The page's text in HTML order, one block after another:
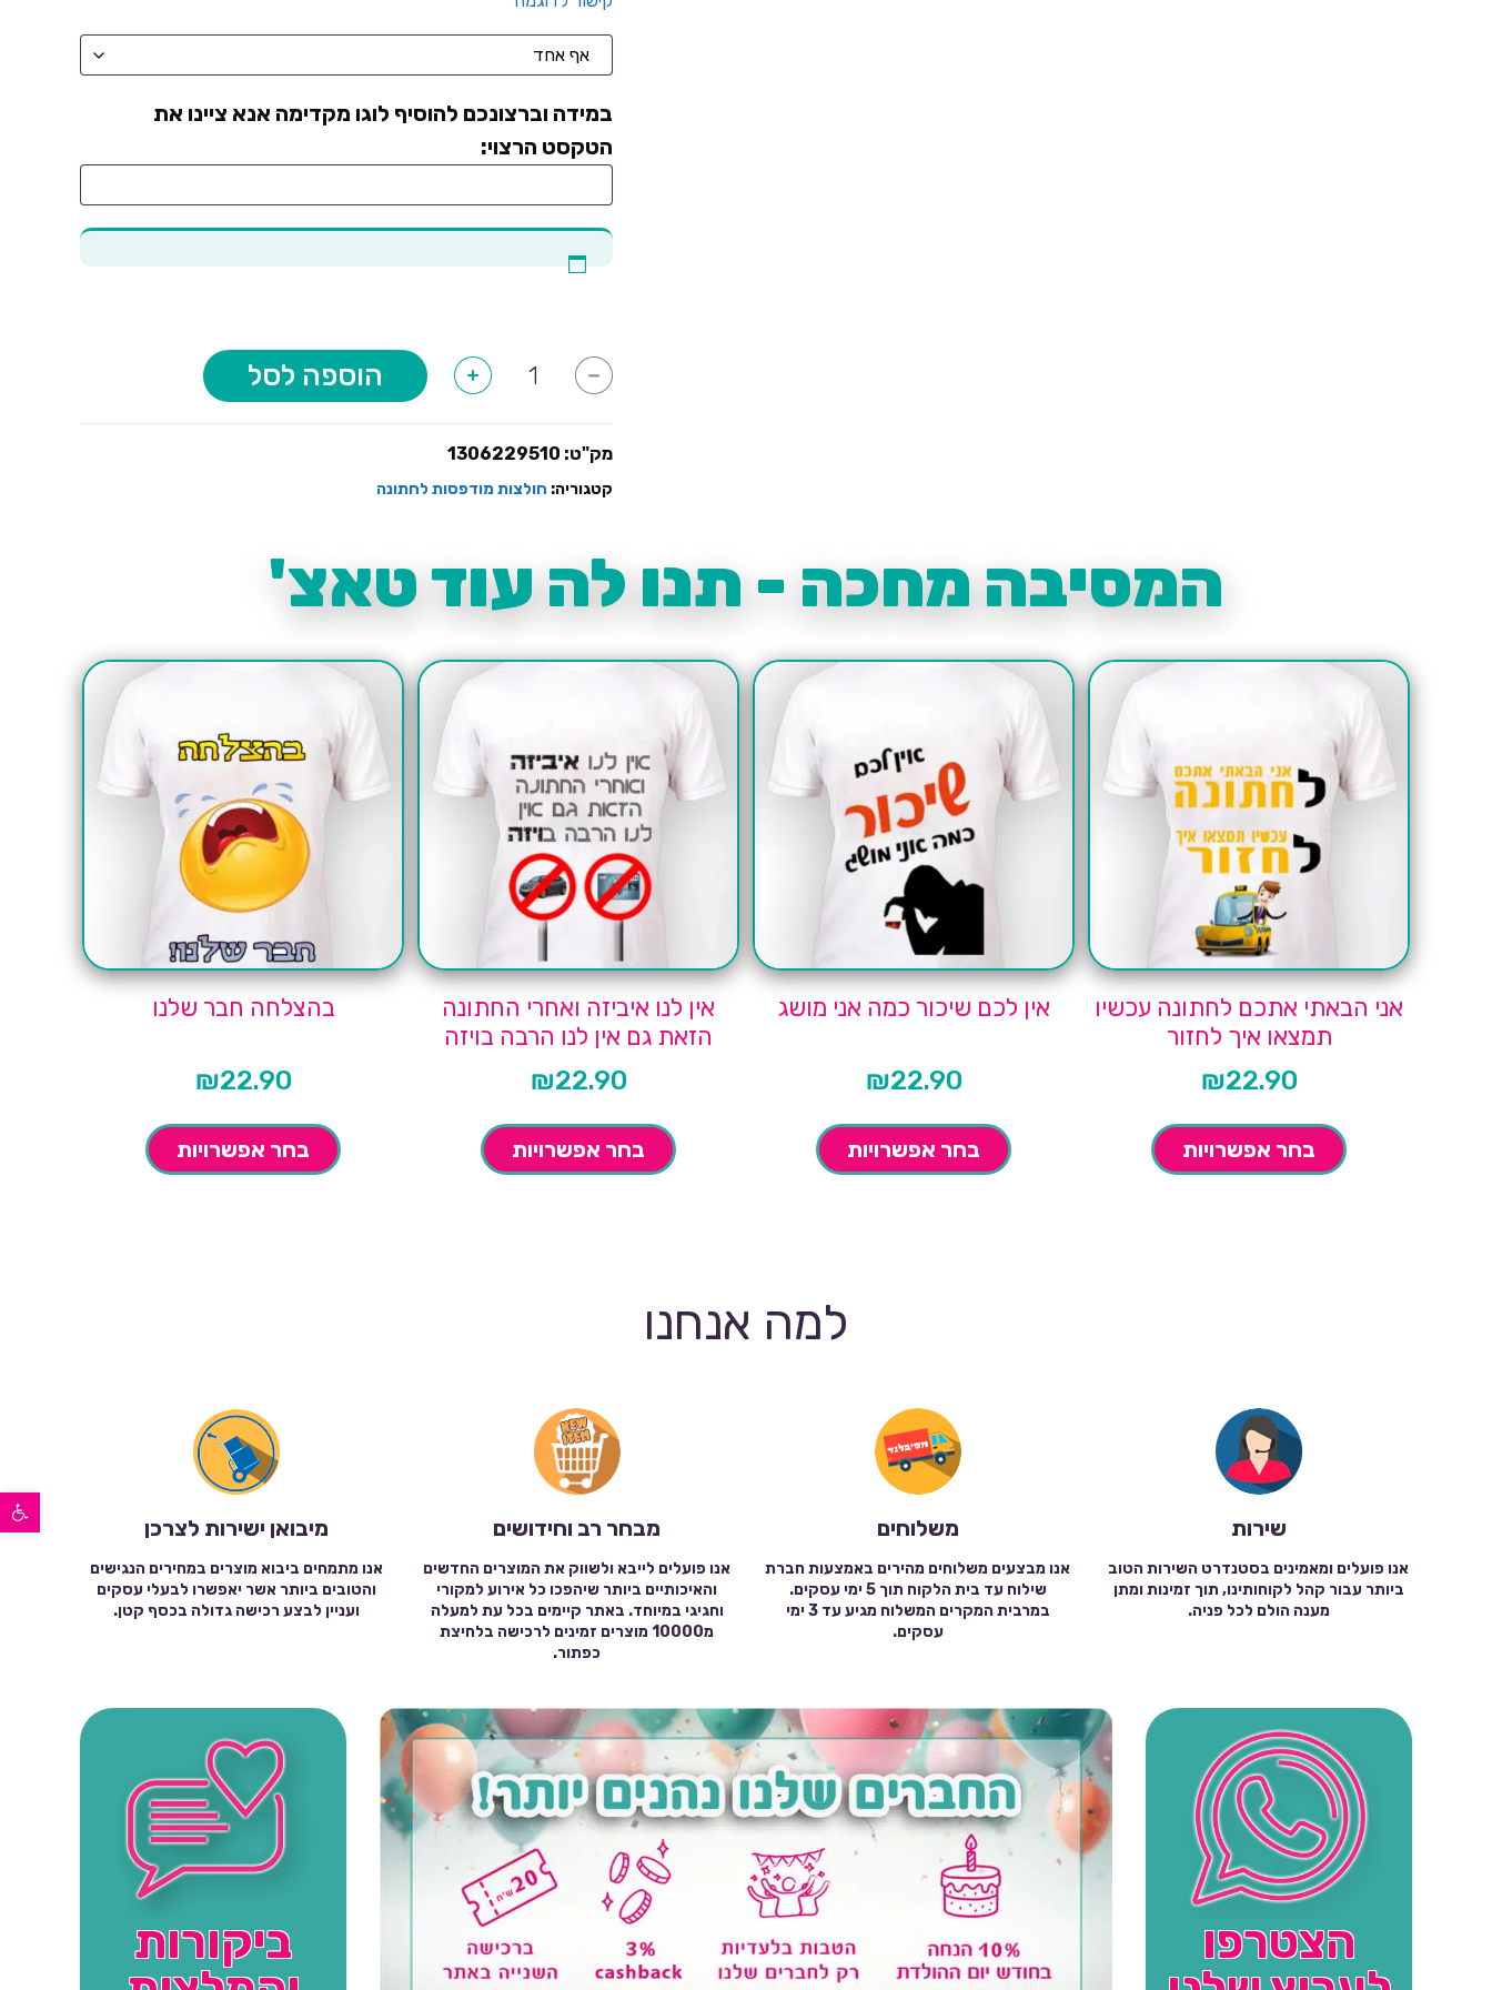
פתח סרגל נגישות
במידה וברצונכם להוסיף לוגו מקדימה אנא ציינו את
הטקסט הרצוי:
-
של
מה
פאסה
+ הוספה לסל
מק"ט: 1306229510
קטגוריה: חולצות מודפסות לחתונה
המסיבה מחכה - תנו לה עוד טאצ'
אני הבאתי אתכם לחתונה עכשיו
תמצאו איך לחזור
₪22.90
בחר אפשרויות
אין לכם שיכור כמה אני מושג
₪22.90
בחר אפשרויות
אין לנו איביזה ואחרי החתונה
הזאת גם אין לנו הרבה בויזה
₪22.90
בחר אפשרויות
בהצלחה חבר שלנו
₪22.90
בחר אפשרויות
למה אנחנו
שירות
אנו פועלים ומאמינים בסטנדרט השירות הטוב
ביותר עבור קהל לקוחותינו, תוך זמינות ומתן
מענה הולם לכל פניה.
משלוחים
אנו מבצעים משלוחים מהירים באמצעות חברת
שילוח עד בית הלקוח תוך 5 ימי עסקים.
במרבית המקרים המשלוח מגיע עד 3 ימי
עסקים.
מבחר רב וחידושים
אנו פועלים לייבא ולשווק את המוצרים החדשים
והאיכותיים ביותר שיהפכו כל אירוע למקורי
וחגיגי במיוחד. באתר קיימים בכל עת למעלה
מ10000 מוצרים זמינים לרכישה בלחיצת
כפתור.
מיבואן ישירות לצרכן
אנו מתמחים ביבוא מוצרים במחירים הנגישים
והטובים ביותר אשר יאפשרו לבעלי עסקים
ועניין לבצע רכישה גדולה בכסף קטן.
הצטרפו
ביקורות